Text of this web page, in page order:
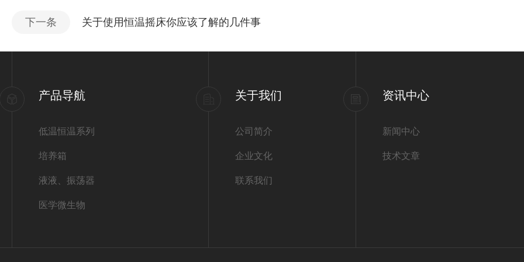
下一条 关于使用恒温摇床你应该了解的几件事
产品导航
低温恒温系列
培养箱
液液、振荡器
医学微生物
关于我们
公司简介
企业文化
联系我们
资讯中心
新闻中心
技术文章